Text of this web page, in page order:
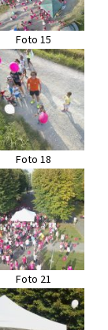
Foto 15
Foto 18
Foto 21